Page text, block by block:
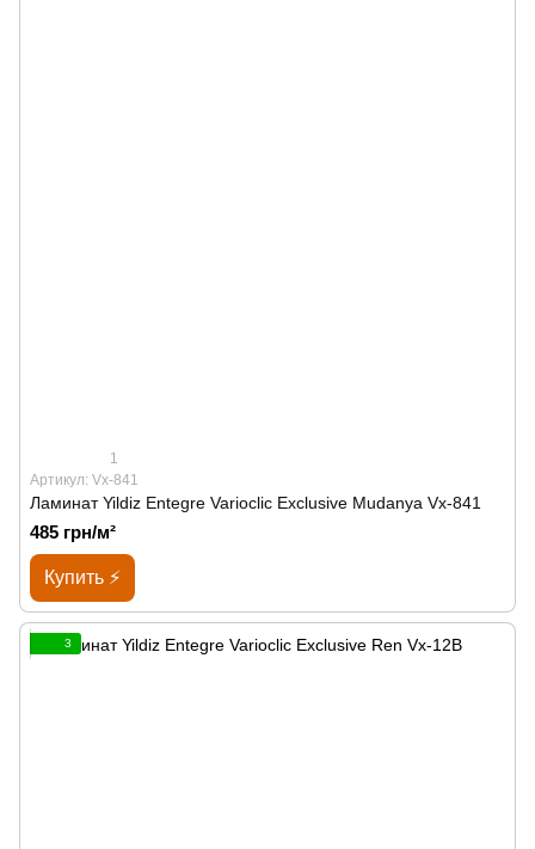
1
Артикул: Vx-841
Ламинат Yildiz Entegre Varioclic Exclusive Mudanya Vx-841
485 грн/м²
Купить ⚡
3